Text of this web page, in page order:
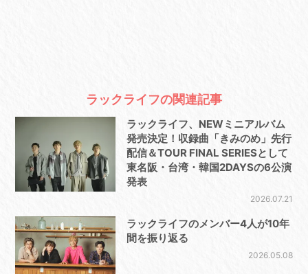
ラックライフの関連記事
ラックライフ、NEWミニアルバム
発売決定！収録曲「きみのめ」先行
配信＆TOUR FINAL SERIESとして
東名阪・台湾・韓国2DAYSの6公演
発表
2026.07.21
ラックライフのメンバー4人が10年
間を振り返る
2026.05.08